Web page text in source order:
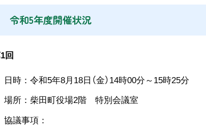
令和5年度開催状況
回
日時：令和5年8月18日（金）14時00分～15時25分
場所：柴田町役場2階 特別会議室
協議事項：